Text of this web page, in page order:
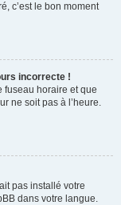
c’est le bon moment
incorrecte !
fuseau horaire et que
ne soit pas à l’heure.
pas installé votre
dans votre langue.